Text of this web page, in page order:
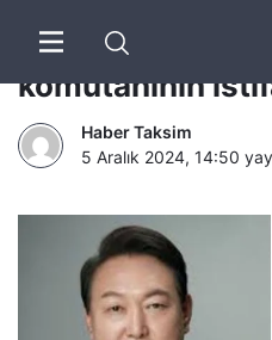
Güney Kore
komutanının
Haber Taksim
5 Aralık 2024, 14:50